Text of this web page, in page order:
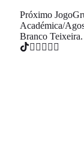
Próximo Jogo
Académica/
Branco Teixeira.